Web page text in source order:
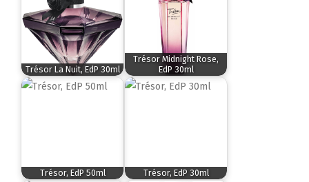
Trésor La Nuit, EdP 30ml
Trésor Midnight Rose,
EdP 30ml
Trésor, EdP 50ml Trésor, EdP 30ml